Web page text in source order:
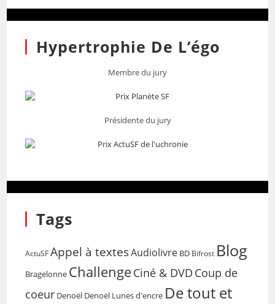
Hypertrophie De L’égo
Membre du jury
Présidente du jury
Tags
ActuSF Appel à textesAudiolivre BD Bifrost Blog
Bragelonne ChallengeCiné & DVD Coup de
coeur Denoël Denoël Lunes d'encre De tout et